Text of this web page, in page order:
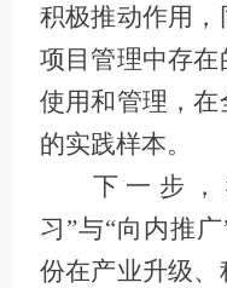
积极推动作用
项目管理中存
使用和管理，
的实践样本。
下一步
习”与“向内推
份在产业升级